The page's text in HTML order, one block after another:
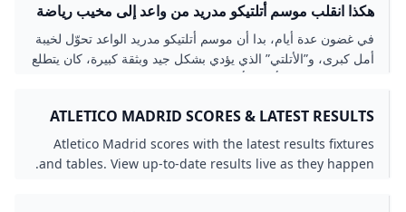
هكذا انقلب موسم أتلتيكو مدريد من واعد إلى مخيب رياضة
الجزيرة نت
في غضون عدة أيام، بدا أن موسم أتلتيكو مدريد الواعد تحوّل لخيبة
أمل كبرى، و”الأتلتي” الذي يؤدي بشكل جيد وبثقة كبيرة، كان يتطلع
لمواصلة مشواره بأبطال أوروبا، مع تصدره الليغا وهو في موقف
ATLETICO MADRID SCORES & LATEST RESULTS
TODAY LIVESCORE
Atletico Madrid scores with the latest results fixtures
and tables. View up-to-date results live as they happen.